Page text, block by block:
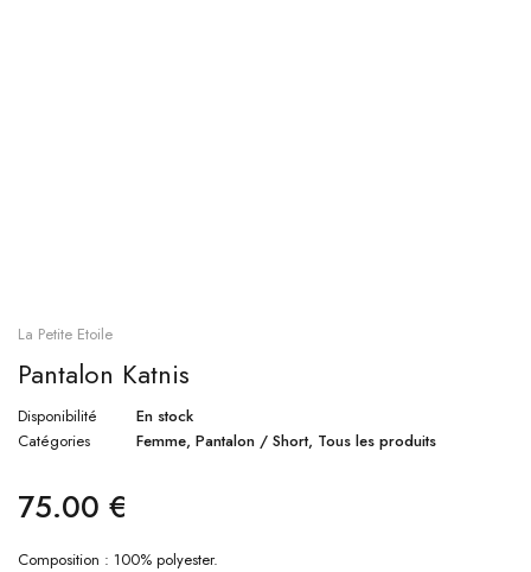
La Petite Etoile
Pantalon Katnis
Disponibilité
En stock
Catégories
Femme, Pantalon / Short, Tous les produits
75.00 €
Composition : 100% polyester.